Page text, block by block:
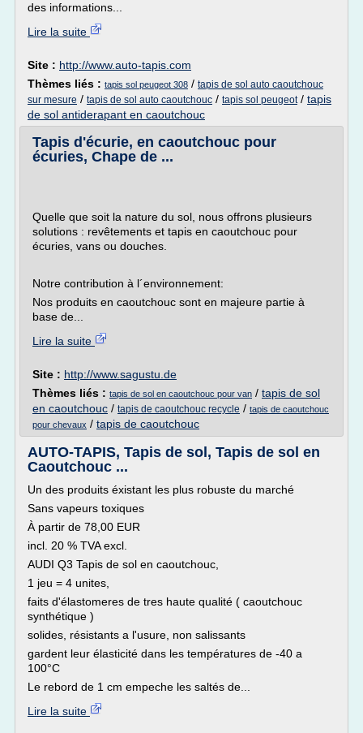
des informations...
Lire la suite
Site : http://www.auto-tapis.com
Thèmes liés : tapis sol peugeot 308 / tapis de sol auto caoutchouc
sur mesure / tapis de sol auto caoutchouc / tapis sol peugeot/ tapis
de sol antiderapant en caoutchouc
Tapis d'écurie, en caoutchouc pour
écuries, Chape de ...
Quelle que soit la nature du sol, nous offrons plusieurs
solutions : revêtements et tapis en caoutchouc pour
écuries, vans ou douches.
Notre contribution à l´environnement:
Nos produits en caoutchouc sont en majeure partie à
base de...
Lire la suite
Site : http://www.sagustu.de
Thèmes liés : tapis de sol en caoutchouc pour van / tapis de sol
en caoutchouc / tapis de caoutchouc recycle / tapis de caoutchouc
pour chevaux / tapis de caoutchouc
AUTO-TAPIS, Tapis de sol, Tapis de sol en
Caoutchouc ...
Un des produits éxistant les plus robuste du marché
Sans vapeurs toxiques
À partir de 78,00 EUR
incl. 20 % TVA excl.
AUDI Q3 Tapis de sol en caoutchouc,
1 jeu = 4 unites,
faits d'élastomeres de tres haute qualité ( caoutchouc
synthétique )
solides, résistants a l'usure, non salissants
gardent leur élasticité dans les températures de -40 a
100°C
Le rebord de 1 cm empeche les saltés de...
Lire la suite